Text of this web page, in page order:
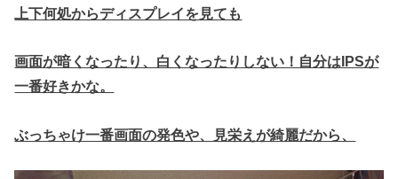
上下何処からディスプレイを見ても
画面が暗くなったり、白くなったりしない！自分はIPSが
一番好きかな。
ぶっちゃけ一番画面の発色や、見栄えが綺麗だから、